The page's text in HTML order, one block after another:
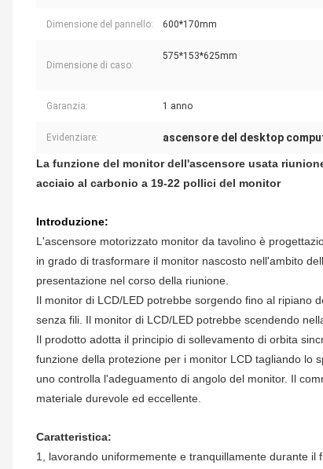
Dimensione del pannello: 600*170mm
Dimensione di caso:
575*153*625mm
Garanzia: 1 anno
Evidenziare: ascensore del desktop
La funzione del monitor dell'ascensore usata
acciaio al carbonio a 19-22 pollici del monitor
Introduzione:
L'ascensore motorizzato monitor da tavolino è
in grado di trasformare il monitor nascosto nell'ambito
presentazione nel corso della riunione.
Il monitor di LCD/LED potrebbe sorgendo fino al ripiano
senza fili. Il monitor di LCD/LED potrebbe scendendo
Il prodotto adotta il principio di sollevamento di orbita
funzione della protezione per i monitor LCD tagliando lo
uno controlla l'adeguamento di angolo del monitor. Il
materiale durevole ed eccellente.
Caratteristica:
1, lavorando uniformemente e tranquillamente durante